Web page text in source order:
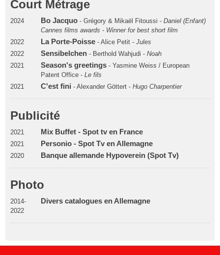
Court Métrage
2024 Bo Jacquo- Grégory & Mikaël Fitoussi - Daniel (Enfant)
Cannes films awards - Winner for best short film
2022
La Porte-Poisse- Alice Petit - Jules
2022
Sensibelchen- Berthold Wahjudi - Noah
2021
Season's greetings- Yasmine Weiss / European
Patent Office - Le fils
2021
C'est fini - Alexander Göttert - Hugo Charpentier
Publicité
2021 Mix Buffet - Spot tv en France
2021 Personio - Spot Tv en Allemagne
2020 Banque allemande Hypoverein (Spot Tv)
Photo
2014-
2022
Divers catalogues en Allemagne